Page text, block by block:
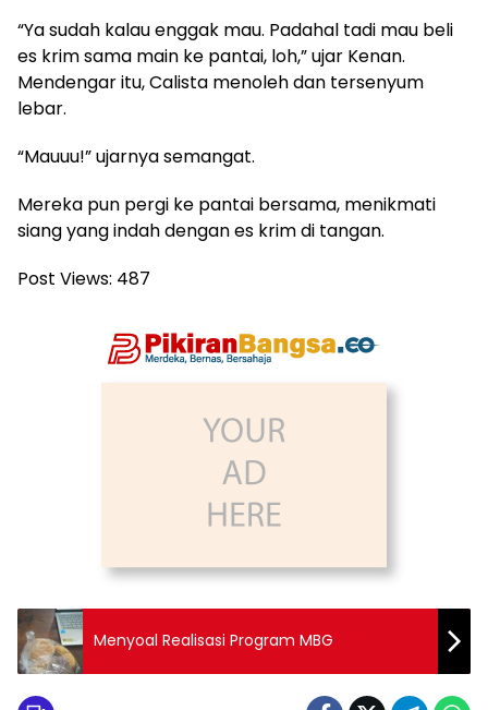
​“Ya sudah kalau enggak mau. Padahal tadi mau beli
es krim sama main ke pantai, loh,” ujar Kenan.
Mendengar itu, Calista menoleh dan tersenyum
lebar.
​“Mauuu!” ujarnya semangat.
​Mereka pun pergi ke pantai bersama, menikmati
siang yang indah dengan es krim di tangan.
Post Views: 487
Menyoal Realisasi Program MBG